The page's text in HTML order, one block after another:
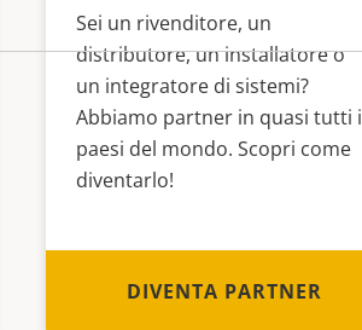
Sei un rivenditore, un
distributore, un installatore o
un integratore di sistemi?
Abbiamo partner in quasi tutti i
paesi del mondo. Scopri come
diventarlo!
DIVENTA PARTNER